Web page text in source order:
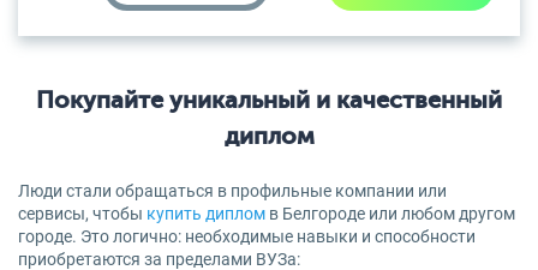
Покупайте уникальный и качественный
диплом
Люди стали обращаться в профильные компании или
сервисы, чтобы купить диплом в Белгороде или любом другом
городе. Это логично: необходимые навыки и способности
приобретаются за пределами ВУЗа: